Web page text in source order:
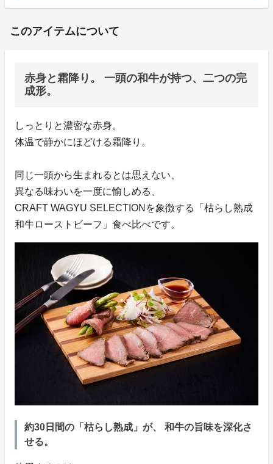
このアイテムについて
赤身と霜降り。 一頭の和牛が持つ、二つの完
成形。
しっとりと濃密な赤身。
体温で静かにほどける霜降り。
同じ一頭から生まれるとは思えない、
異なる味わいを一度に愉しめる、
CRAFT WAGYU SELECTIONを象徴する「枯らし熟成
和牛ローストビーフ」食べ比べです。
約30日間の「枯らし熟成」が、 和牛の旨味を深化さ
せる。